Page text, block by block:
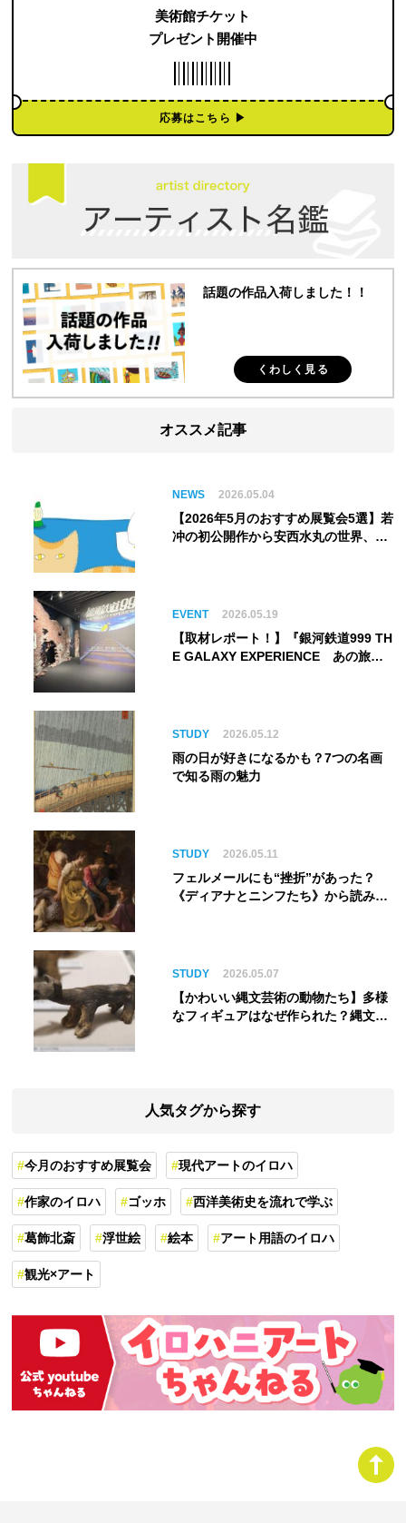
美術館チケット
プレゼント開催中
応募はこちら ▶︎
話題の作品入荷しました！！
くわしく見る
オススメ記事
NEWS 2026.05.04
【2026年5月のおすすめ展覧会5選】若
冲の初公開作から安西水丸の世界、そ
EVENT 2026.05.19
【取材レポート！】『銀河鉄道999 TH
E GALAXY EXPERIENCE あの旅
ム】
STUDY 2026.05.12
雨の日が好きになるかも？7つの名画
で知る雨の魅力
STUDY 2026.05.11
フェルメールにも“挫折”があった？
《ディアナとニンフたち》から読み解
STUDY 2026.05.07
【かわいい縄文芸術の動物たち】多様
なフィギュアはなぜ作られた？縄文人
人気タグから探す
今月のおすすめ展覧会 現代アートのイロハ
作家のイロハ ゴッホ 西洋美術史を流れで学ぶ
葛飾北斎 浮世絵 絵本 アート用語のイロハ
観光×アート